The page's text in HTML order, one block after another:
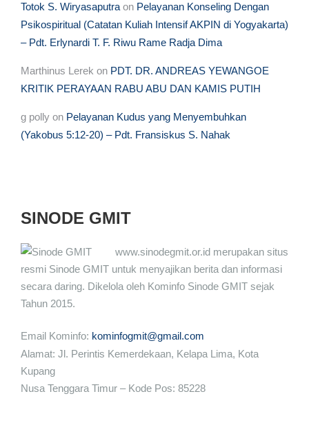
Totok S. Wiryasaputra on Pelayanan Konseling Dengan
Psikospiritual (Catatan Kuliah Intensif AKPIN di Yogyakarta)
– Pdt. Erlynardi T. F. Riwu Rame Radja Dima
Marthinus Lerek on PDT. DR. ANDREAS YEWANGOE
KRITIK PERAYAAN RABU ABU DAN KAMIS PUTIH
g polly on Pelayanan Kudus yang Menyembuhkan
(Yakobus 5:12-20) – Pdt. Fransiskus S. Nahak
SINODE GMIT
www.sinodegmit.or.id merupakan situs
resmi Sinode GMIT untuk menyajikan berita dan informasi
secara daring. Dikelola oleh Kominfo Sinode GMIT sejak
Tahun 2015.
Email Kominfo: kominfogmit@gmail.com
Alamat: Jl. Perintis Kemerdekaan, Kelapa Lima, Kota
Kupang
Nusa Tenggara Timur – Kode Pos: 85228